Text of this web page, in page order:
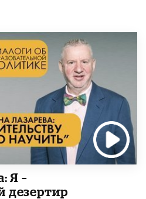
Я –
дезертир